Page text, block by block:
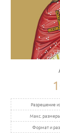
Разрешение
Макс.
Формат и